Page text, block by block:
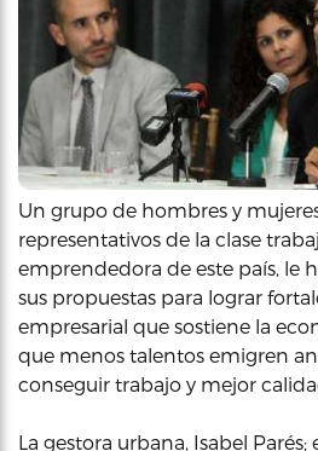
Un grupo de hombres y
representativos de la clase
emprendedora de este país, le
sus propuestas para lograr
empresarial que sostiene la
que menos talentos emigren
conseguir trabajo y mejor
La gestora urbana, Isabel Parés;